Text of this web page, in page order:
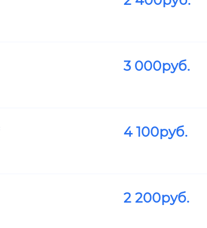
3 000руб.
4 100руб.
2 200руб.